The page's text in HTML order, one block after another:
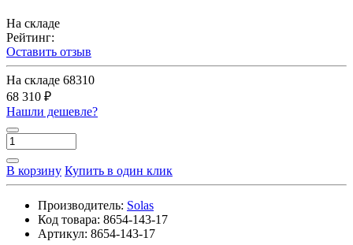
На складе
Рейтинг:
Оставить отзыв
На складе 68310
68 310 ₽
Нашли дешевле?
В корзину Купить в один клик
Производитель: Solas
Код товара: 8654-143-17
Артикул: 8654-143-17